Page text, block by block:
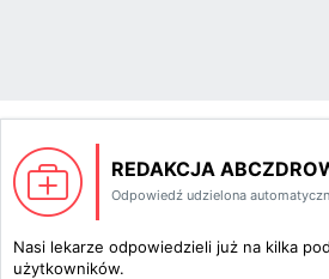
REDAKCJA
Odpowiedź udzielona
Nasi lekarze odpowiedzieli już na kilka
użytkowników.